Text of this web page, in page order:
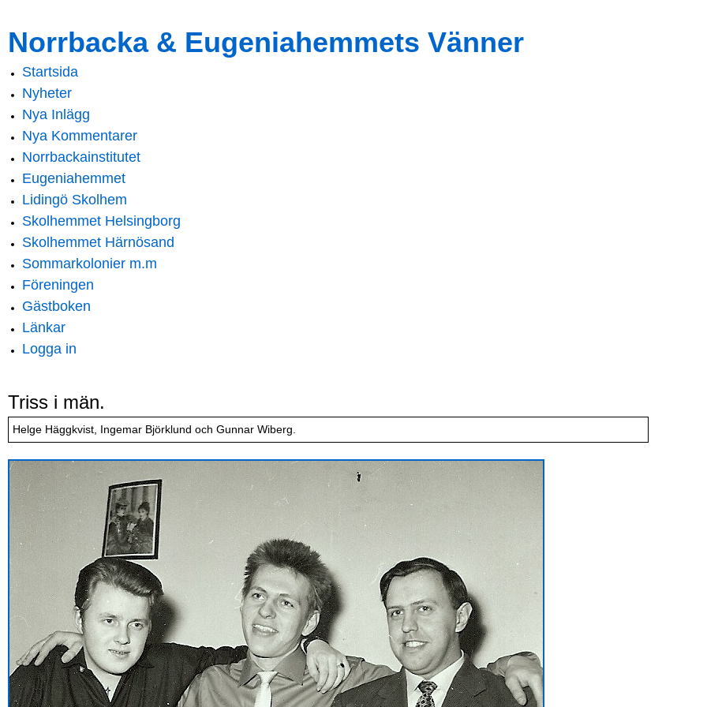
main
content
navigation
Norrbacka & Eugeniahemmets Vänner
Main menu
Startsida
Nyheter
Nya Inlägg
Nya Kommentarer
Norrbackainstitutet
Eugeniahemmet
Lidingö Skolhem
Skolhemmet Helsingborg
Skolhemmet Härnösand
Sommarkolonier m.m
Föreningen
Gästboken
Länkar
Logga in
Triss i män.
Helge Häggkvist, Ingemar Björklund och Gunnar Wiberg.